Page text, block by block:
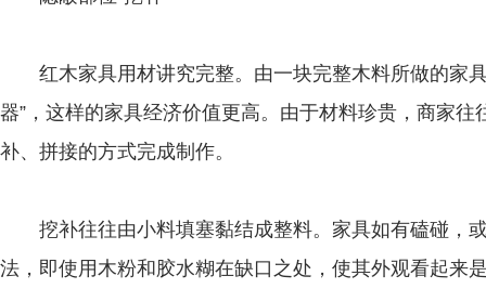
红木家具用材讲究完整。由一块完整木料所做的家具
器”，这样的家具经济价值更高。由于材料珍贵，商家
补、拼接的方式完成制作。
挖补往往由小料填塞黏结成整料。家具如有磕碰，
法，即使用木粉和胶水糊在缺口之处，使其外观看起来